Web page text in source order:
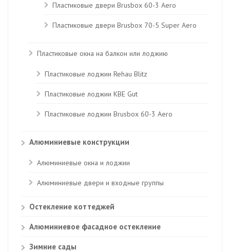
Пластиковые двери Brusbox 60-3 Aero
Пластиковые двери Brusbox 70-5 Super Aero
Пластиковые окна на балкон или лоджию
Пластиковые лоджии Rehau Blitz
Пластиковые лоджии КВЕ Gut
Пластиковые лоджии Brusbox 60-3 Aero
Алюминиевые конструкции
Алюминиевые окна и лоджии
Алюминиевые двери и входные группы
Остекление коттеджей
Алюминиевое фасадное остекление
Зимние сады